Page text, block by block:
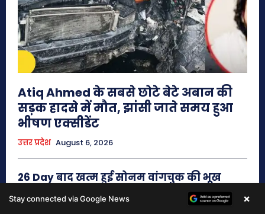
Stay connected via Google News ×